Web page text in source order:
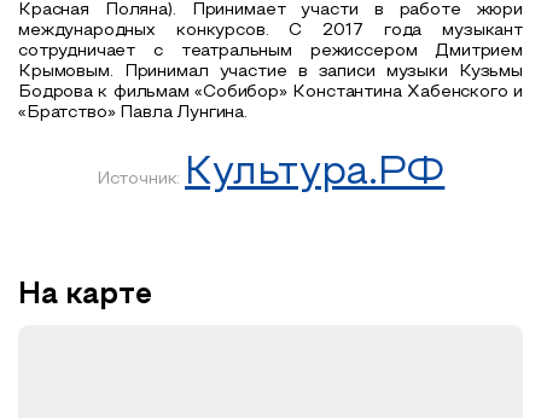
Красная Поляна). Принимает участи в работе жюри
международных конкурсов. С 2017 года музыкант
сотрудничает с театральным режиссером Дмитрием
Крымовым. Принимал участие в записи музыки Кузьмы
Бодрова к фильмам «Собибор» Константина Хабенского и
«Братство» Павла Лунгина.
Источник: Культура.РФ
На карте